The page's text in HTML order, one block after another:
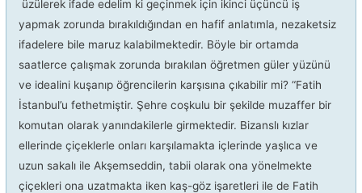
üzülerek ifade edelim ki geçinmek için ikinci üçüncü iş
yapmak zorunda bırakıldığından en hafif anlatımla, nezaketsiz
ifadelere bile maruz kalabilmektedir. Böyle bir ortamda
saatlerce çalışmak zorunda bırakılan öğretmen güler yüzünü
ve idealini kuşanıp öğrencilerin karşısına çıkabilir mi? “Fatih
İstanbul’u fethetmiştir. Şehre coşkulu bir şekilde muzaffer bir
komutan olarak yanındakilerle girmektedir. Bizanslı kızlar
ellerinde çiçeklerle onları karşılamakta içlerinde yaşlıca ve
uzun sakalı ile Akşemseddin, tabii olarak ona yönelmekte
çiçekleri ona uzatmakta iken kaş-göz işaretleri ile de Fatih